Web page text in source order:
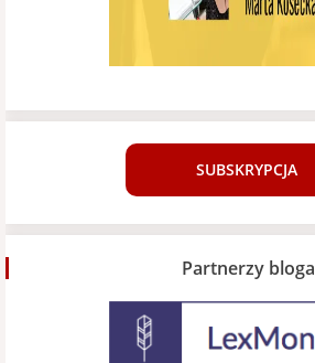
SUBSKRYPCJA
Partnerzy bloga